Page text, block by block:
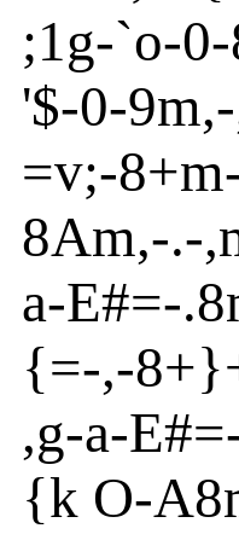
;1g-`o-0-
'$-0-9m
=v;-8+m
8Am,-.-
a-E#=-
{=-,-8+}
,g-a-E#=
{k O-A